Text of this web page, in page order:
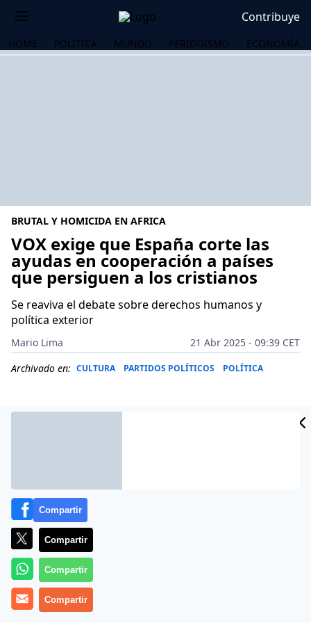
Contribuye
HOME POLÍTICA MUNDO PERIODISMO ECONOMÍA
BRUTAL Y HOMICIDA EN AFRICA
VOX exige que España corte las
ayudas en cooperación a países
que persiguen a los cristianos
Se reaviva el debate sobre derechos humanos y
política exterior
Mario Lima
21 Abr 2025 - 09:39 CET
Archivado en: CULTURA PARTIDOS POLÍTICOS POLÍTICA
Más información
Compartir
Compartir
Compartir
Compartir